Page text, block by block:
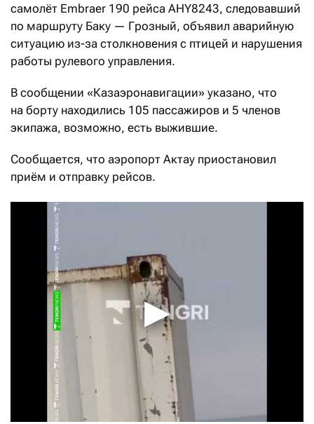
самолёт Embraer 190 рейса AHY8243, следовавший
по маршруту Баку — Грозный, объявил аварийную
ситуацию из-за столкновения с птицей и нарушения
работы рулевого управления.
В сообщении «Казаэронавигации» указано, что
на борту находились 105 пассажиров и 5 членов
экипажа, возможно, есть выжившие.
Сообщается, что аэропорт Актау приостановил
приём и отправку рейсов.